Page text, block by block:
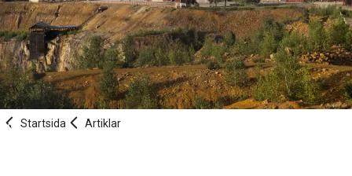
Startsida Artiklar